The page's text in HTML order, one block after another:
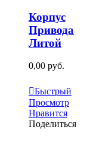
Корпус
Привода
Литой
0,00 руб.
Быстрый
Просмотр
Нравится
Поделиться